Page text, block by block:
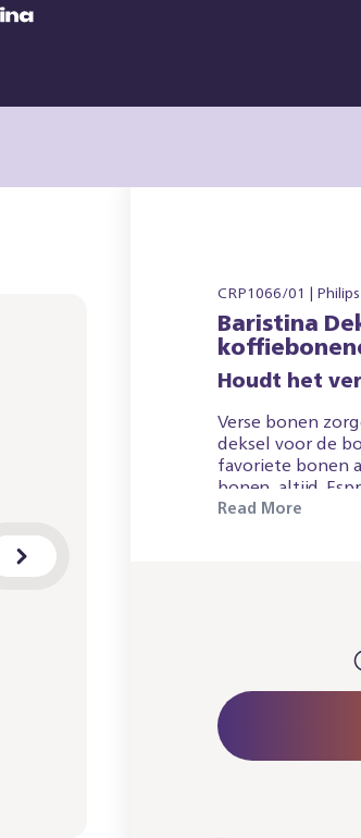
CRP1066/01 | Philips
Baristina
Houdt het
Verse bonen
deksel voor de
favoriete bonen
bonen, altijd.
alle Baristina
Read More